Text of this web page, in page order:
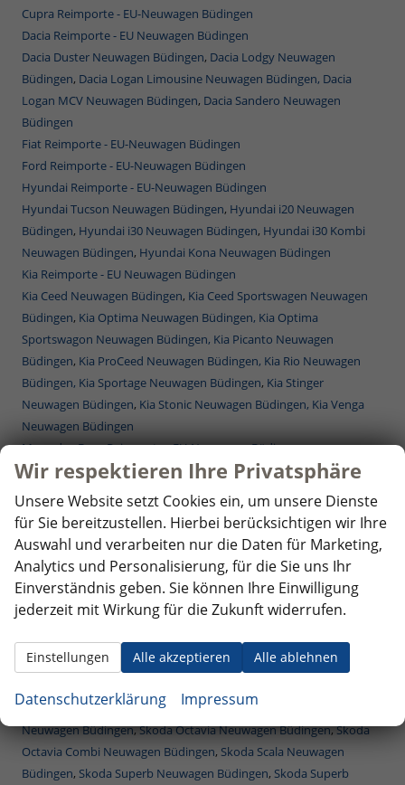
Cupra Reimporte - EU-Neuwagen Büdingen
Dacia Reimporte - EU Neuwagen Büdingen
Dacia Duster Neuwagen Büdingen, Dacia Lodgy Neuwagen
Büdingen, Dacia Logan Limousine Neuwagen Büdingen, Dacia
Logan MCV Neuwagen Büdingen, Dacia Sandero Neuwagen
Büdingen
Fiat Reimporte - EU-Neuwagen Büdingen
Ford Reimporte - EU-Neuwagen Büdingen
Hyundai Reimporte - EU-Neuwagen Büdingen
Hyundai Tucson Neuwagen Büdingen, Hyundai i20 Neuwagen
Büdingen, Hyundai i30 Neuwagen Büdingen, Hyundai i30 Kombi
Neuwagen Büdingen, Hyundai Kona Neuwagen Büdingen
Kia Reimporte - EU Neuwagen Büdingen
Kia Ceed Neuwagen Büdingen, Kia Ceed Sportswagen Neuwagen
Büdingen, Kia Optima Neuwagen Büdingen, Kia Optima
Sportswagon Neuwagen Büdingen, Kia Picanto Neuwagen
Büdingen, Kia ProCeed Neuwagen Büdingen, Kia Rio Neuwagen
Büdingen, Kia Sportage Neuwagen Büdingen, Kia Stinger
Neuwagen Büdingen, Kia Stonic Neuwagen Büdingen, Kia Venga
Neuwagen Büdingen
Mercedes-Benz Reimporte - EU-Neuwagen Büdingen
Nissan Reimporte - EU Neuwagen Büdingen
Opel Reimporte - EU Neuwagen Büdingen
Peugeot Reimporte - EU Neuwagen Büdingen
Renault Reimporte - EU Neuwagen Büdingen
Seat Reimporte - EU Neuwagen Büdingen
Seat Alhambra Neuwagen Büdingen
,Seat Arona Combi Neuwagen
Büdingen
Seat Ateca Neuwagen Büdingen
Seat Ibiza Neuwagen
Seat Leon Neuwagen Büdingen
ST Neuwagen Büdingen,Seat Tarraco Neuwagen Büdingen
Skoda Reimporte - EU Neuwagen Büdingen
Büdingen ,Skoda Karoq Neuwagen Büdingen
Neuwagen Büdingen,Skoda Octavia Neuwagen Büdingen,Skoda
Octavia Combi Neuwagen Büdingen, Skoda Scala Neuwagen
Büdingen, Skoda Superb Neuwagen Büdingen, Skoda Superb
Wir respektieren Ihre Privatsphäre
Unsere Website setzt Cookies ein, um unsere Dienste
für Sie bereitzustellen. Hierbei berücksichtigen wir Ihre
Auswahl und verarbeiten nur die Daten für Marketing,
Analytics und Personalisierung, für die Sie uns Ihr
Einverständnis geben. Sie können Ihre Einwilligung
jederzeit mit Wirkung für die Zukunft widerrufen.
Alle akzeptieren Alle ablehnen
Einstellungen
Datenschutzerklärung Impressum